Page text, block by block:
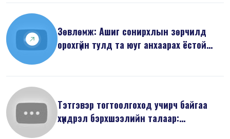
Зөвлөмж: Ашиг сонирхлын зөрчилд
орохгүйн тулд та юуг анхаарах ёстой
Тэтгэвэр тогтоолгоход учирч байгаа
хүндрэл бэрхшээлийн талаар: